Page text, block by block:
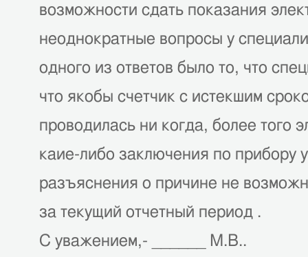
возможности сдать показания
неоднократные вопросы у
одного из ответов было то, что
что якобы счетчик с истекшим
проводилась ни когда, более того
каие-либо заключения по прибору
разъяснения о причине не
за текущий отчетный период .
С уважением,- ______ М.В..